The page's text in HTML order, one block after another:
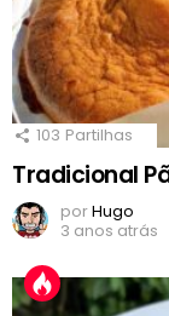
103 Partilhas
Tradicional
porHugo
3 anos atrás